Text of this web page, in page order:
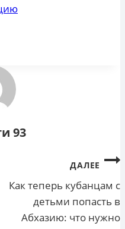
93
ДАЛЕЕ
Как теперь кубанцам с
детьми попасть в
Абхазию: что нужно